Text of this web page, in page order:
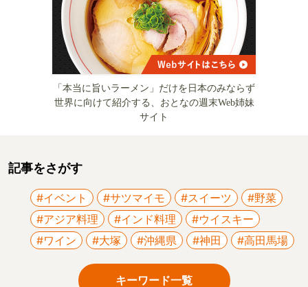
「本当に旨いラーメン」だけを日本のみならず
世界に向けて紹介する、おとなの週末Web姉妹
サイト
記事をさがす
#イベント #サツマイモ #スイーツ
#野菜
#アジア料理
#インド料理
#ウイスキー
#ワイン
#大塚 #沖縄県 #神田 #高田馬場
キーワード一覧